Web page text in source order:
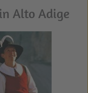
Alto Adige